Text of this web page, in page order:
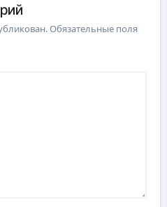
Обязательные поля